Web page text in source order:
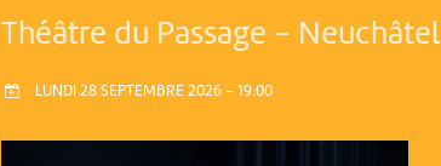
LUNDI 28 SEPTEMBRE 2026 – 19:00
Théâtre du Passage - Neuchâtel